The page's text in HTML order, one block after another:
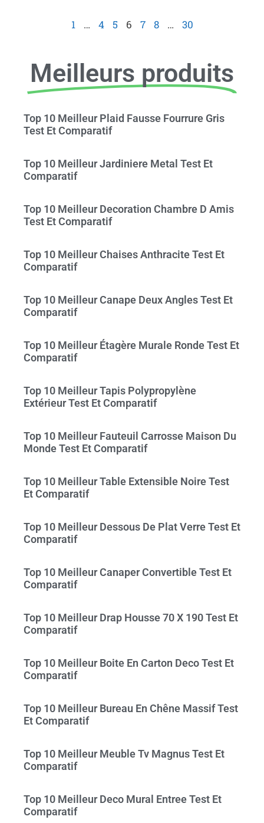
1 … 4 5 6 7 8 … 30
Meilleurs produits
Top 10 Meilleur Plaid Fausse Fourrure Gris
Test Et Comparatif
Top 10 Meilleur Jardiniere Metal Test Et
Comparatif
Top 10 Meilleur Decoration Chambre D Amis
Test Et Comparatif
Top 10 Meilleur Chaises Anthracite Test Et
Comparatif
Top 10 Meilleur Canape Deux Angles Test Et
Comparatif
Top 10 Meilleur Étagère Murale Ronde Test Et
Comparatif
Top 10 Meilleur Tapis Polypropylène
Extérieur Test Et Comparatif
Top 10 Meilleur Fauteuil Carrosse Maison Du
Monde Test Et Comparatif
Top 10 Meilleur Table Extensible Noire Test
Et Comparatif
Top 10 Meilleur Dessous De Plat Verre Test Et
Comparatif
Top 10 Meilleur Canaper Convertible Test Et
Comparatif
Top 10 Meilleur Drap Housse 70 X 190 Test Et
Comparatif
Top 10 Meilleur Boite En Carton Deco Test Et
Comparatif
Top 10 Meilleur Bureau En Chêne Massif Test
Et Comparatif
Top 10 Meilleur Meuble Tv Magnus Test Et
Comparatif
Top 10 Meilleur Deco Mural Entree Test Et
Comparatif